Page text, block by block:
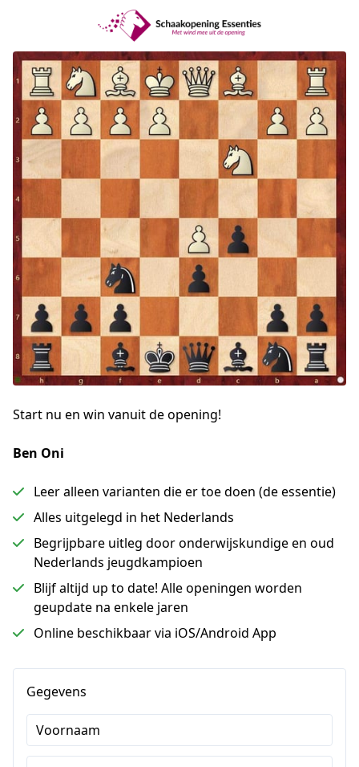
Start nu en win vanuit de opening!
Ben Oni
Leer alleen varianten die er toe doen (de essentie)
Alles uitgelegd in het Nederlands
Begrijpbare uitleg door onderwijskundige en oud
Nederlands jeugdkampioen
Blijf altijd up to date! Alle openingen worden
geupdate na enkele jaren
Online beschikbaar via iOS/Android App
Gegevens
Voornaam